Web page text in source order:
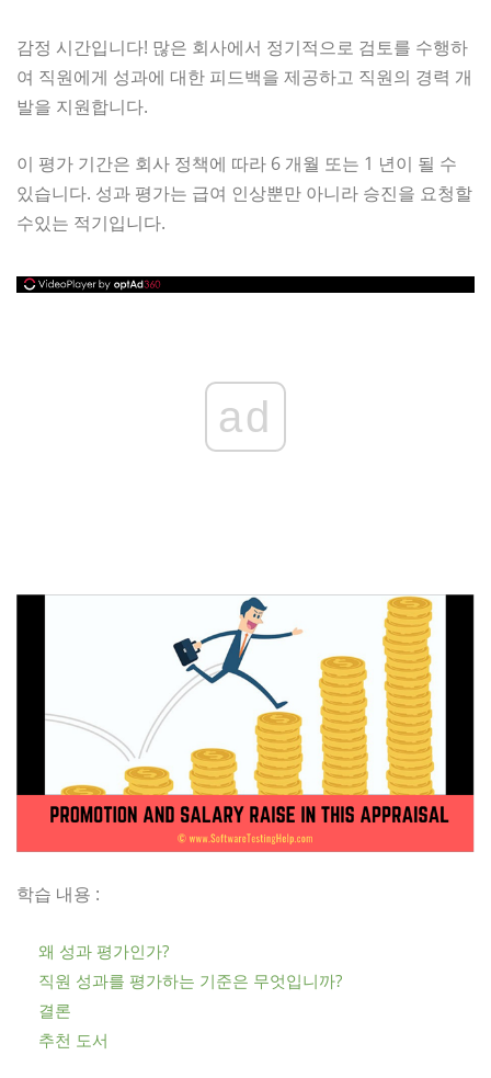
감정 시간입니다! 많은 회사에서 정기적으로 검토를 수행하
여 직원에게 성과에 대한 피드백을 제공하고 직원의 경력 개
발을 지원합니다.
이 평가 기간은 회사 정책에 따라 6 개월 또는 1 년이 될 수
있습니다. 성과 평가는 급여 인상뿐만 아니라 승진을 요청할
수있는 적기입니다.
ad
학습 내용 :
왜 성과 평가인가?
직원 성과를 평가하는 기준은 무엇입니까?
결론
추천 도서